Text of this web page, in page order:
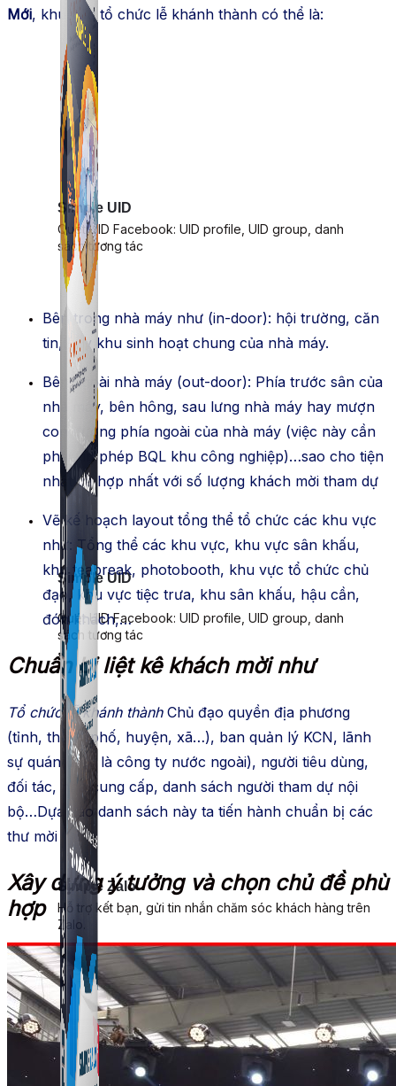
Simple UID
Quét UID Facebook: UID profile, UID group, danh
sách tương tác
Simple Zalo
Hỗ trợ kết bạn, gửi tin nhắn chăm sóc khách hàng trên
Zalo.
Simple UID
Quét UID Facebook: UID profile, UID group, danh
sách tương tác
Mới, khu vực tổ chức lễ khánh thành có thể là:
Bên trong nhà máy như (in-door): hội trường, căn
tin, hay khu sinh hoạt chung của nhà máy.
Bên ngoài nhà máy (out-door): Phía trước sân của
nhà máy, bên hông, sau lưng nhà máy hay mượn
con đường phía ngoài của nhà máy (việc này cần
phải xin phép BQL khu công nghiệp)…sao cho tiện
nhất và hợp nhất với số lượng khách mời tham dự
Vẽ kế hoạch layout tổng thể tổ chức các khu vực
như: Tổng thể các khu vực, khu vực sân khấu,
khu teabreak, photobooth, khu vực tổ chức chủ
đạo, khu vực tiệc trưa, khu sân khấu, hậu cần,
đón khách,…
Chuẩn bị liệt kê khách mời như
Tổ chức lễ khánh thành Chủ đạo quyền địa phương
(tỉnh, thành phố, huyện, xã…), ban quản lý KCN, lãnh
sự quán (nếu là công ty nước ngoài), người tiêu dùng,
đối tác, nhà cung cấp, danh sách người tham dự nội
bộ…Dựa vào danh sách này ta tiến hành chuẩn bị các
thư mời
Xây dựng ý tưởng và chọn chủ đề phù
hợp